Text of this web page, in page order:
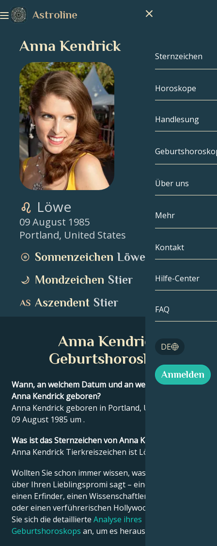
Astroline
Sternzeichen
Sternzeichen
Steinbock
Fische
Widder
Stier
Krebs
Löwe
Jungfrau
Schütze
Horoskope
Handlesung
Über uns
Mehr
Kompatibilität
Tarot
Engelszahlen
Kontakt
Hilfe-Center
FAQ
DE
English
Anmelden
Anna Kendrick
Löwe
09 August 1985
Portland, United States
Sonnenzeichen Löwe
Mondzeichen Stier
Aszendent Stier
Anna Kendrick
Geburtshoroskop
Wann, an welchem Datum und an welchem Ort wurde
Anna Kendrick geboren?
Anna Kendrick geboren in Portland, United States am
09 August 1985 um .
Was ist das Sternzeichen von Anna Kendrick?
Anna Kendrick Tierkreiszeichen ist Löwe.
Wollten Sie schon immer wissen, was die Astrologie
über Ihren Lieblingspromi sagt – einen Politiker,
einen Erfinder, einen Wissenschaftler, einen Musiker
oder einen verführerischen Hollywood-Star? Sehen
Sie sich die detaillierte Analyse ihres
Geburtshoroskops an, um es herauszufinden!